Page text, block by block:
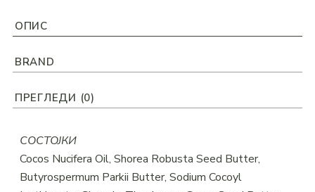
ОПИС
BRAND
ПРЕГЛЕДИ (0)
СОСТОЈКИ
Cocos Nucifera Oil, Shorea Robusta Seed Butter,
Butyrospermum Parkii Butter, Sodium Cocoyl